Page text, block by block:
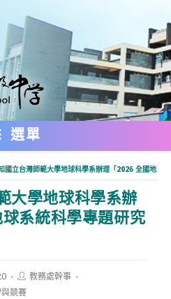
選單
國立台灣師範大學地球科學系辦理「2026 全國地球
大學地球科學系辦
系統科學專題研究
Post
author:
教務處幹事
競賽